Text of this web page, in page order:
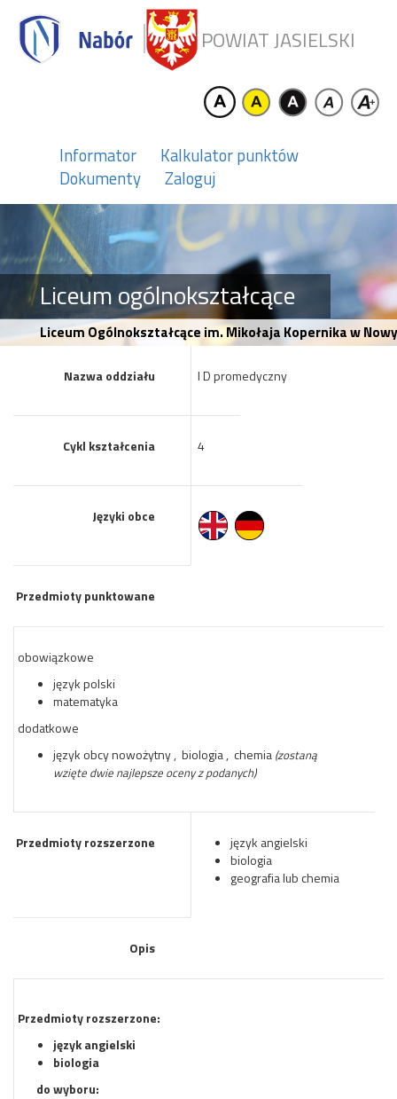
POWIAT JASIELSKI
Informator
Kalkulator punktów
Dokumenty
Zaloguj
Liceum ogólnokształcące
Liceum Ogólnokształcące im. Mikołaja Kopernika w
Nazwa oddziału I D promedyczny
Cykl kształcenia 4
Języki obce
Przedmioty punktowane
obowiązkowe
język polski
matematyka
dodatkowe
język obcy nowożytny , biologia , chemia (zostaną
wzięte dwie najlepsze oceny z podanych)
Przedmioty rozszerzone
język angielski
biologia
geografia lub chemia
Opis
Przedmioty rozszerzone:
język angielski
biologia
do wyboru: